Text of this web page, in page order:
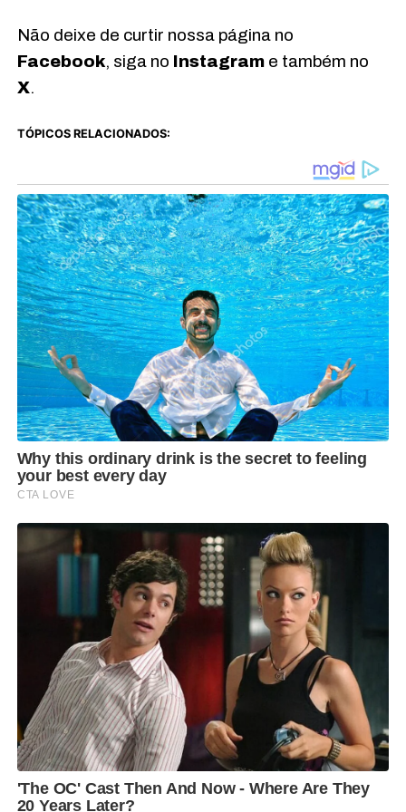
Não deixe de curtir nossa página no
Facebook, siga no Instagrame também no
X.
TÓPICOS RELACIONADOS: